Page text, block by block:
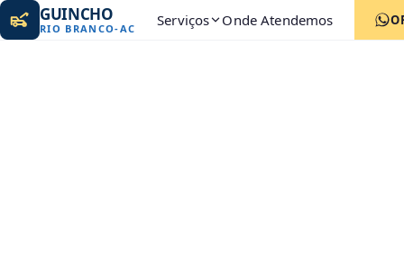
GUINCHO
RIO BRANCO-AC Serviços Onde Atendemos